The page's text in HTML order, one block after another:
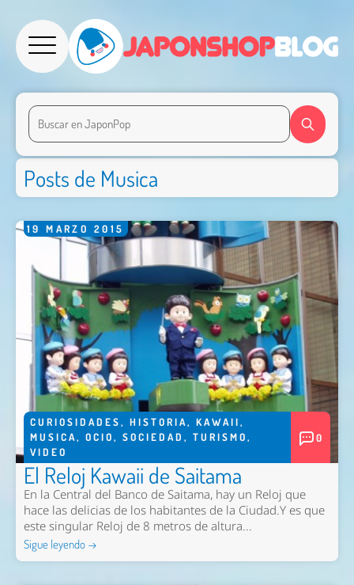
Posts de Musica
19 MARZO 2015
CURIOSIDADES, HISTORIA, KAWAII,
MUSICA, OCIO, SOCIEDAD , TURISMO,
VIDEO
0
El Reloj Kawaii de Saitama
En la Central del Banco de Saitama, hay un Reloj que
hace las delicias de los habitantes de la Ciudad.Y es que
este singular Reloj de 8 metros de altura...
Sigue leyendo →